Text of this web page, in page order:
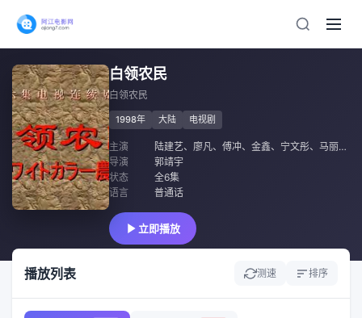
白领农民
白领农民
1998年 大陆 电视剧
主演 陆建艺、 廖凡、 傅冲、 金鑫、 宁文彤、 马丽娜
导演
郭靖宇
状态
全6集
语言
普通话
立即播放
播放列表 测速 排序